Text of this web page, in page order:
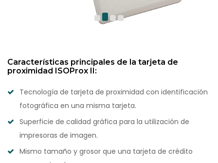
Características principales de la tarjeta de
proximidad ISOProx II:
Tecnología de tarjeta de proximidad con identificación
fotográfica en una misma tarjeta.
Superficie de calidad gráfica para la utilización de
impresoras de imagen.
Mismo tamaño y grosor que una tarjeta de crédito